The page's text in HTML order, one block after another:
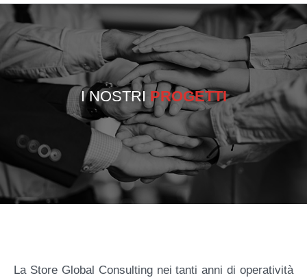
I NOSTRI PROGETTI
La Store Global Consulting nei tanti anni di operatività